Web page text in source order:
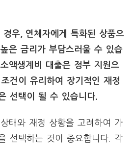
경우, 연체자에게 특화된 상품으
은 금리가 부담스러울 수 있습
액생계비 대출은 정부 지원으
건이 유리하여 장기적인 재정
선택이 될 수 있습니다.
태와 재정 상황을 고려하여 가
선택하는 것이 중요합니다. 각